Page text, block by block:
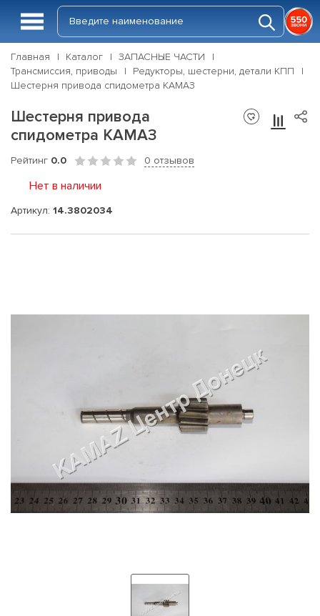
Главная Каталог
ЗАПАСНЫЕ ЧАСТИ
Трансмиссия, приводы
Редукторы, шестерни, детали КПП
Шестерня привода спидометра КАМАЗ
Шестерня привода
спидометра КАМАЗ
Рейтинг 0.0 0 отзывов
Нет в наличии
Артикул: 14.3802034